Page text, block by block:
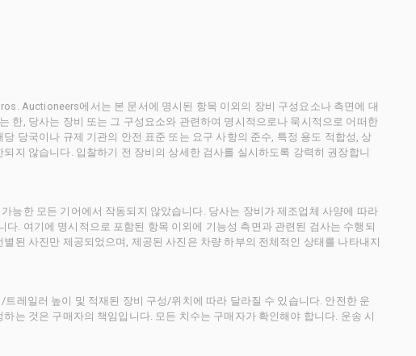
Auctioneers에서는 본 문서에 명시된 항목 이외의 장비 구성요소나 측면에 대
한, 당사는 장비 또는 그 구성요소와 관련하여 명시적으로나 묵시적으로 어떠한
당국이나 규제 기관의 안전 표준 또는 요구 사항의 준수, 특정 용도 적합성, 상
지 않습니다. 입찰하기 전 장비의 상세한 검사를 실시하도록 강력히 권장합니
능한 모든 기어에서 작동되지 않았습니다. 당사는 장비가 제조업체 사양에 따라
. 여기에 명시적으로 포함된 항목 이외에 기능성 측면과 관련된 검사는 수행되
된 사진만 제공되었으며, 제공된 사진은 차량 하부의 전체적인 상태를 나타내지
레일러 높이 및 적재된 장비 구성/위치에 따라 달라질 수 있습니다. 안전한 운
는 것은 구매자의 책임입니다. 모든 치수는 구매자가 확인해야 합니다. 운송 시